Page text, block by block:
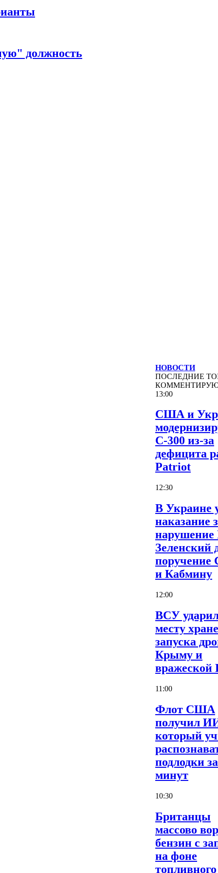
должность
НОВОСТИ
ПОСЛЕДНИЕ
13:00
США и
С-300 из-за
дефицита
Patriot
12:30
В Украине
наказание
Зеленский
и Кабмину
12:00
ВСУ
месту
запуска
Крыму и
вражеской
11:00
Флот США
получил
который
подлодки
минут
10:30
Британцы
массово
бензин с
на фоне
топливного